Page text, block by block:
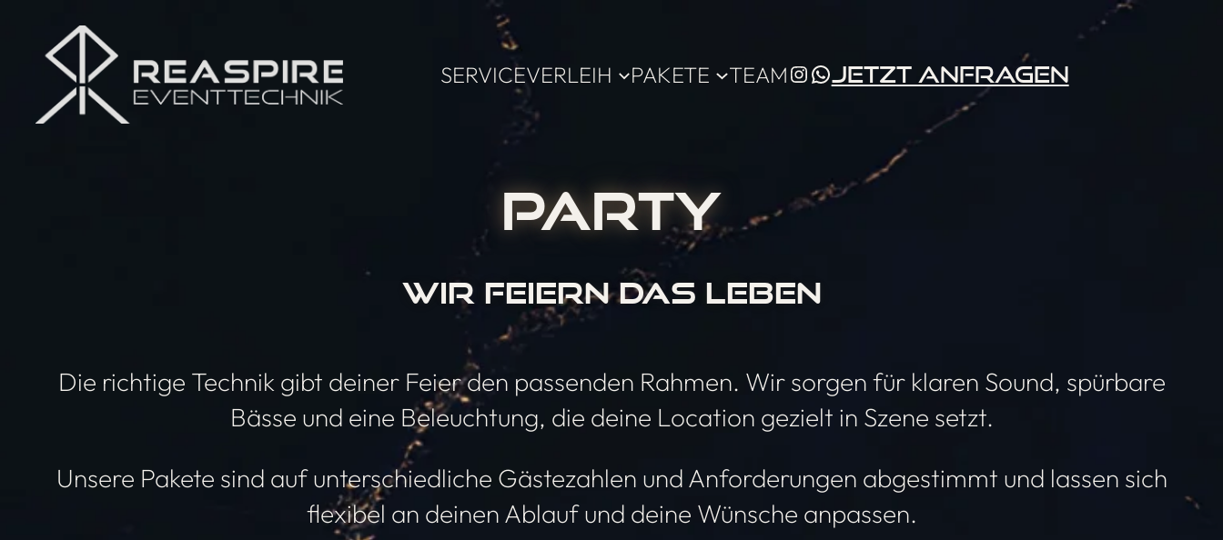
SERVICEVERLEIH PAKETE TEAMInstagram
WhatsApp
Jetzt Anfragen
PARTY
WIR FEIERN DAS LEBEN
Die richtige Technik gibt deiner Feier den passenden Rahmen. Wir sorgen für klaren Sound, spürbare
Bässe und eine Beleuchtung, die deine Location gezielt in Szene setzt.
Unsere Pakete sind auf unterschiedliche Gästezahlen und Anforderungen abgestimmt und lassen sich
flexibel an deinen Ablauf und deine Wünsche anpassen.